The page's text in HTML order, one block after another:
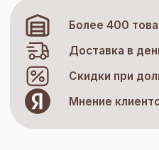
Более 400
Доставка в
Скидки при
Мнение